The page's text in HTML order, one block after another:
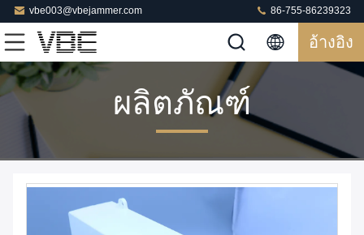
vbe003@vbejammer.com 86-755-86239323
อ้างอิง
ผลิตภัณฑ์